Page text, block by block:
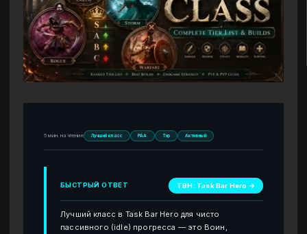
5 мин. на чтение Лучший класс PAA Тир Активный
БЫСТРЫЙ ОТВЕТ TBH: Task Bar Hero →
Лучший класс в Task Bar Hero для чисто
пассивного (idle) прогресса — это Воин,